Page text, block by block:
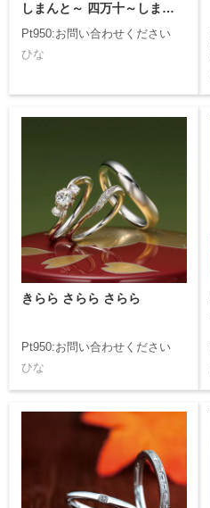
しまんと～ 四万十～しまんと
～
Pt950:お問い合わせください
ひな
きらら さらら さらら
Pt950:お問い合わせください
ひな